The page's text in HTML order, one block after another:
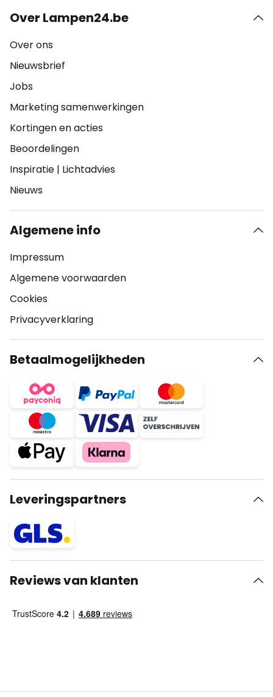
Over Lampen24.be
Over ons
Nieuwsbrief
Jobs
Marketing samenwerkingen
Kortingen en acties
Beoordelingen
Inspiratie | Lichtadvies
Nieuws
Algemene info
Impressum
Algemene voorwaarden
Cookies
Privacyverklaring
Betaalmogelijkheden
Leveringspartners
Reviews van klanten